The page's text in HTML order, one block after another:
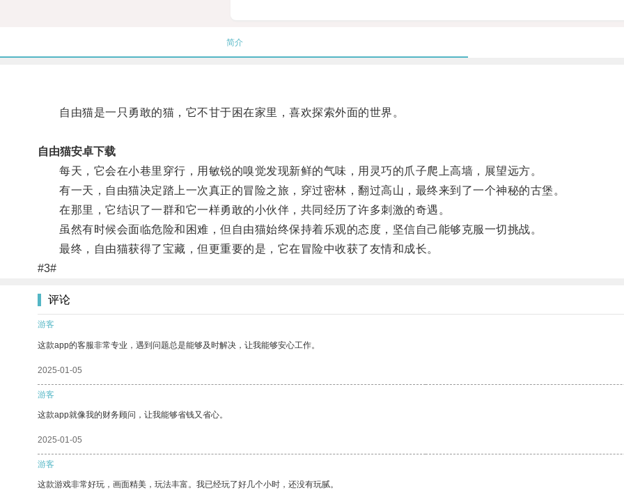
简介
自由猫是一只勇敢的猫，它不甘于困在家里，喜欢探索外面的世界。
自由猫安卓下载
每天，它会在小巷里穿行，用敏锐的嗅觉发现新鲜的气味，用灵巧的爪子爬上高墙，展望远方。
有一天，自由猫决定踏上一次真正的冒险之旅，穿过密林，翻过高山，最终来到了一个神秘的古堡。
在那里，它结识了一群和它一样勇敢的小伙伴，共同经历了许多刺激的奇遇。
虽然有时候会面临危险和困难，但自由猫始终保持着乐观的态度，坚信自己能够克服一切挑战。
最终，自由猫获得了宝藏，但更重要的是，它在冒险中收获了友情和成长。
#3#
评论
游客
这款app的客服非常专业，遇到问题总是能够及时解决，让我能够安心工作。
2025-01-05
游客
这款app就像我的财务顾问，让我能够省钱又省心。
2025-01-05
游客
这款游戏非常好玩，画面精美，玩法丰富。我已经玩了好几个小时，还没有玩腻。